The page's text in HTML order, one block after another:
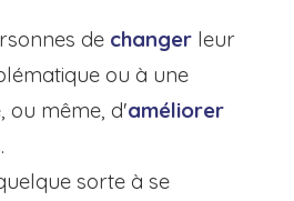
de changer leur
ou à une
ou même, d'améliorer
sorte à se